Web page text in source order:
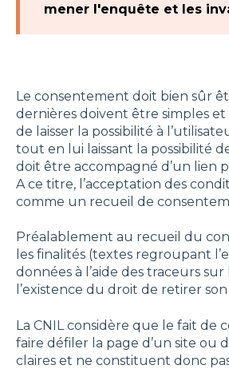
mener l'enquête et les
Le consentement doit bien sûr
dernières doivent être simples
de laisser la possibilité à
tout en lui laissant la possibilité
doit être accompagné d’un lien
A ce titre, l’acceptation des
comme un recueil de
Préalablement au recueil du
les finalités (textes regroupant
données à l’aide des traceurs
l’existence du droit de retirer
La CNIL considère que le fait de
faire défiler la page d’un site ou
claires et ne constituent donc